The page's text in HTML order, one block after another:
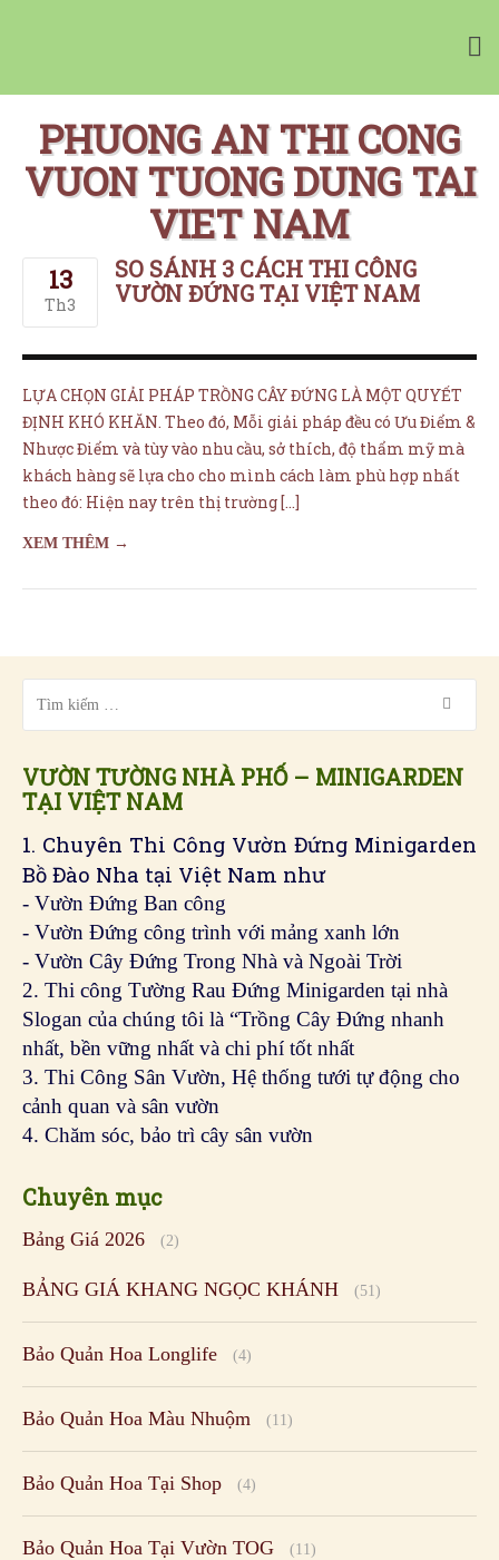
NHÀ CUNG CẤP
TƯỜNG CÂY XANH
TƯỜNG RAU SẠCH
BẢNG GIÁ MINIGARDEN
MUA ONLINE
PHUONG AN THI CONG
VUON TUONG DUNG TAI
VIET NAM
13
Th3
SO SÁNH 3 CÁCH THI CÔNG
VƯỜN ĐỨNG TẠI VIỆT NAM
LỰA CHỌN GIẢI PHÁP TRỒNG CÂY ĐỨNG LÀ MỘT QUYẾT
ĐỊNH KHÓ KHĂN. Theo đó, Mỗi giải pháp đều có Ưu Điểm &
Nhược Điểm và tùy vào nhu cầu, sở thích, độ thẩm mỹ mà
khách hàng sẽ lựa cho cho mình cách làm phù hợp nhất
theo đó: Hiện nay trên thị trường […]
XEM THÊM →
VƯỜN TƯỜNG NHÀ PHỐ – MINIGARDEN
TẠI VIỆT NAM
1. Chuyên Thi Công Vườn Đứng Minigarden
Bồ Đào Nha tại Việt Nam như
- Vườn Đứng Ban công
- Vườn Đứng công trình với mảng xanh lớn
- Vườn Cây Đứng Trong Nhà và Ngoài Trời
2. Thi công Tường Rau Đứng Minigarden tại nhà
Slogan của chúng tôi là “Trồng Cây Đứng nhanh
nhất, bền vững nhất và chi phí tốt nhất
3. Thi Công Sân Vườn, Hệ thống tưới tự động cho
cảnh quan và sân vườn
4. Chăm sóc, bảo trì cây sân vườn
Chuyên mục
Bảng Giá 2026 (2)
BẢNG GIÁ KHANG NGỌC KHÁNH (51)
Bảo Quản Hoa Longlife (4)
Bảo Quản Hoa Màu Nhuộm (11)
Bảo Quản Hoa Tại Shop (4)
Bảo Quản Hoa Tại Vườn TOG (11)